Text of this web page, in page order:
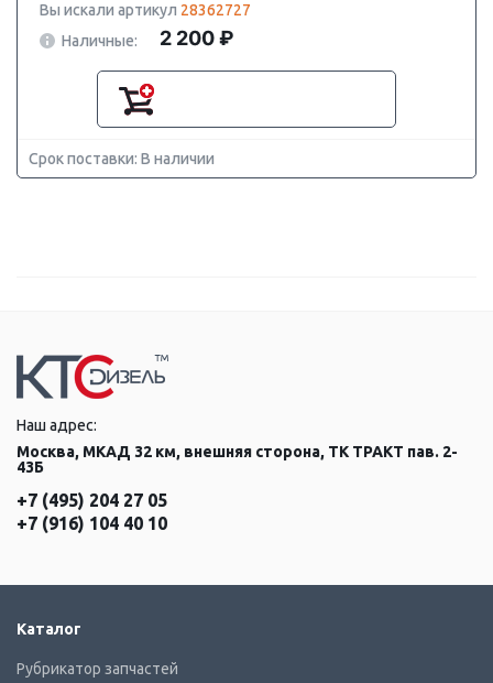
Вы искали артикул 28362727
Наличные:
2 200 ₽
Срок поставки: В наличии
Наш адрес:
Москва, МКАД 32 км, внешняя сторона, ТК ТРАКТ пав. 2-
43Б
+7 (495) 204 27 05
+7 (916) 104 40 10
Каталог
Рубрикатор запчастей